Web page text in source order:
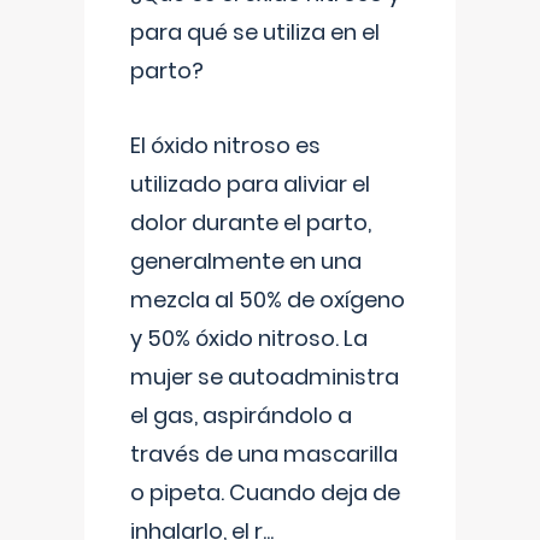
para qué se utiliza en el
parto?
El óxido nitroso es
utilizado para aliviar el
dolor durante el parto,
generalmente en una
mezcla al 50% de oxígeno
y 50% óxido nitroso. La
mujer se autoadministra
el gas, aspirándolo a
través de una mascarilla
o pipeta. Cuando deja de
inhalarlo, el r...